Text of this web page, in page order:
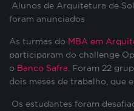
PÓS TECH
FIAP EMPRESAS
FIAP
Alunos de Arquitetura de
foram anunciados
As turmas do MBA em
participaram do challenge
o Banco Safra . Foram 22
dois meses de trabalho, que
Os estudantes foram
Estes cookies não
são necessários para
corretamente ou para
com a realização de